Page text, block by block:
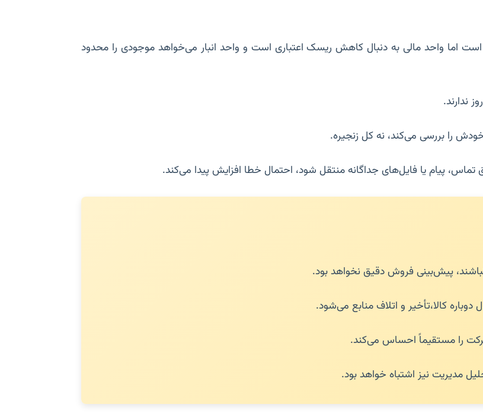
اما واحد مالی به دنبال کاهش ریسک اعتباری است و واحد انبار می‌خواهد موجودی را محدود
ندارند.
را بررسی می‌کند، نه کل زنجیره.
تماس، پیام یا فایل‌های جداگانه منتقل شود، احتمال خطا افزایش پیدا می‌کند.
پیش‌بینی فروش دقیق نخواهد بود.
کالا،تأخیر و اتلاف منابع می‌شود.
را مستقیماً احساس می‌کند.
مدیریت نیز اشتباه خواهد بود.